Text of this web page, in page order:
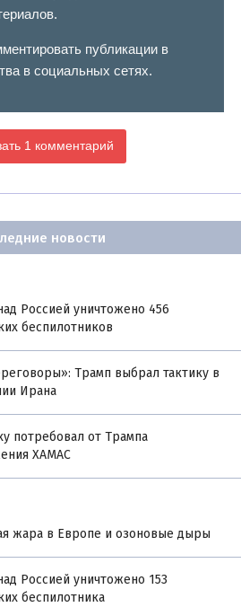
публикации в
в социальных сетях.
1 комментарий
новости
Россией уничтожено 456
беспилотников
Трамп выбрал тактику в
Ирана
потребовал от Трампа
ХАМАС
жара в Европе и озоновые дыры
Россией уничтожено 153
беспилотника